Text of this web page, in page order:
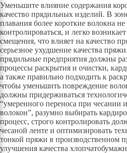
Уменьшите влияние содержания
качество прядильных изделий. В
плавания более короткие волокна
контролироваться, и легко
смещения, что влияет на качество
серьезное ухудшение качества
прядильные предприятия должны
процессы раскрытия и очистки,
а также правильно подходить к
чтобы уменьшить повреждение
должны придерживаться
“умеренного переноса при чесании
волокон”, разумно выбирать
процесс, строго контролировать
чесаной ленте и оптимизировать
тонкой пряжи в производственном
улучшения качества